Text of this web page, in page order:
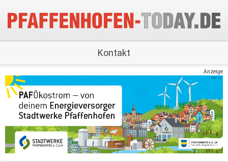
Kontakt
Anzeige